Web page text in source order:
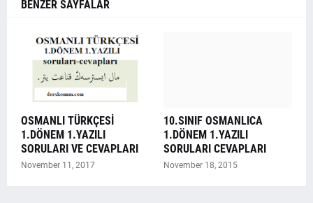
BENZER SAYFALAR
OSMANLI TÜRKÇESİ
1.DÖNEM 1.YAZILI
SORULARI VE CEVAPLARI
November 11, 2017
10.SINIF OSMANLICA
1.DÖNEM 1.YAZILI
SORULARI CEVAPLARI
November 18, 2015